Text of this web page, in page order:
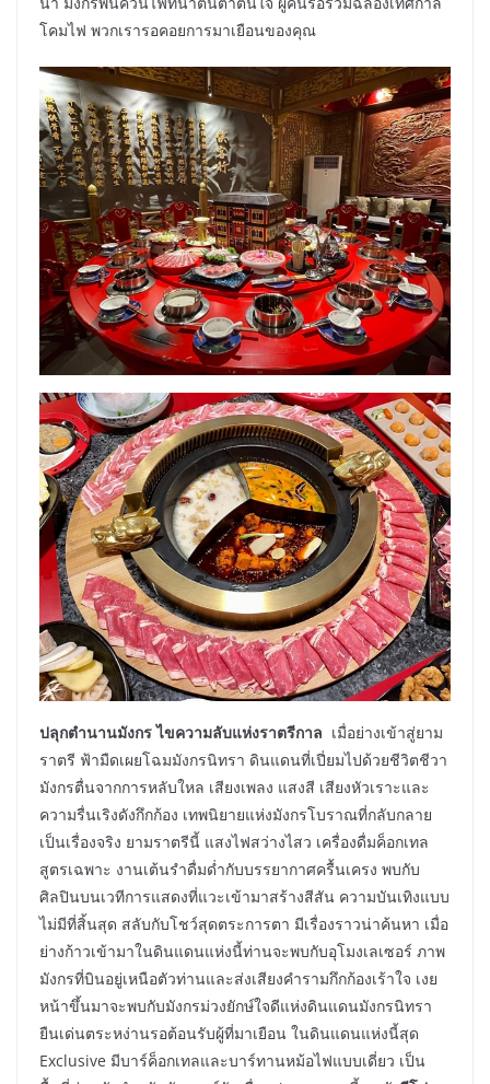
โคมไฟ พวกเรารอคอยการมาเยือนของคุณ
ปลุกตำนานมังกร ไขความลับแห่งราตรีกาล เมื่อย่างเข้าสู่ยาม
ราตรี ฟ้ามืดเผยโฉมมังกรนิทรา ดินแดนที่เปี่ยมไปด้วยชีวิตชีวา
มังกรตื่นจากการหลับใหล เสียงเพลง แสงสี เสียงหัวเราะและ
ความรื่นเริงดังกึกก้อง เทพนิยายแห่งมังกรโบราณที่กลับกลาย
เป็นเรื่องจริง ยามราตรีนี้ แสงไฟสว่างไสว เครื่องดื่มค็อกเทล
สูตรเฉพาะ งานเต้นรำดื่มด่ำกับบรรยากาศครื้นเครง พบกับ
ศิลปินบนเวทีการแสดงที่แวะเข้ามาสร้างสีสัน ความบันเทิงแบบ
ไม่มีที่สิ้นสุด สลับกับโชว์สุดตระการตา มีเรื่องราวน่าค้นหา เมื่อ
ย่างก้าวเข้ามาในดินแดนแห่งนี้ท่านจะพบกับอุโมงเลเซอร์ ภาพ
มังกรที่บินอยู่เหนือตัวท่านและส่งเสียงคำรามกึกก้องเร้าใจ เงย
หน้าขึ้นมาจะพบกับมังกรม่วงยักษ์ใจดีแห่งดินแดนมังกรนิทรา
ยืนเด่นตระหง่านรอต้อนรับผู้ที่มาเยือน ในดินแดนแห่งนี้สุด
Exclusive มีบาร์ค็อกเทลและบาร์ทานหม้อไฟแบบเดี่ยว เป็น